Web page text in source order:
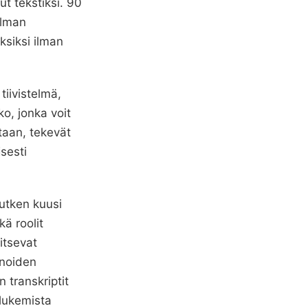
tekstiksi. 90
ilman
jonka voit
tekevät
kuusi
roolit
transkriptit